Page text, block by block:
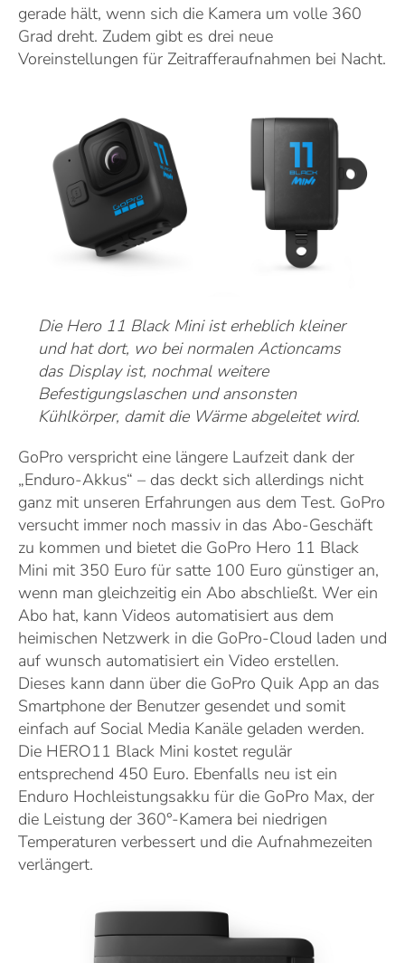
gerade hält, wenn sich die Kamera um volle 360
Grad dreht. Zudem gibt es drei neue
Voreinstellungen für Zeitrafferaufnahmen bei Nacht.
Die Hero 11 Black Mini ist erheblich kleiner
und hat dort, wo bei normalen Actioncams
das Display ist, nochmal weitere
Befestigungslaschen und ansonsten
Kühlkörper, damit die Wärme abgeleitet wird.
GoPro verspricht eine längere Laufzeit dank der
„Enduro-Akkus“ – das deckt sich allerdings nicht
ganz mit unseren Erfahrungen aus dem Test. GoPro
versucht immer noch massiv in das Abo-Geschäft
zu kommen und bietet die GoPro Hero 11 Black
Mini mit 350 Euro für satte 100 Euro günstiger an,
wenn man gleichzeitig ein Abo abschließt. Wer ein
Abo hat, kann Videos automatisiert aus dem
heimischen Netzwerk in die GoPro-Cloud laden und
auf wunsch automatisiert ein Video erstellen.
Dieses kann dann über die GoPro Quik App an das
Smartphone der Benutzer gesendet und somit
einfach auf Social Media Kanäle geladen werden.
Die HERO11 Black Mini kostet regulär
entsprechend 450 Euro. Ebenfalls neu ist ein
Enduro Hochleistungsakku für die GoPro Max, der
die Leistung der 360°-Kamera bei niedrigen
Temperaturen verbessert und die Aufnahmezeiten
verlängert.